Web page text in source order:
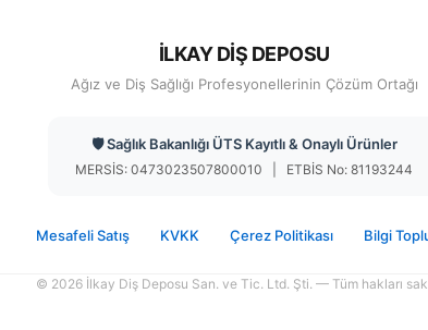
İLKAY DİŞ DEPOSU
Ağız ve Diş Sağlığı Profesyonellerinin Çözüm Ortağı
🛡️ Sağlık Bakanlığı ÜTS Kayıtlı & Onaylı Ürünler
MERSİS: 0473023507800010 | ETBİS No: 81193244
Mesafeli Satış KVKK Çerez Politikası Bilgi
© 2026 İlkay Diş Deposu San. ve Tic. Ltd. Şti. — Tüm hakları